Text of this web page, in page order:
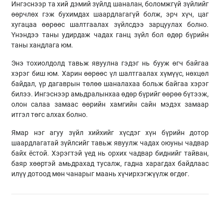
Ингэснээр та хий дэмий зүйлд шаналан, боломжгүй зүйлийг
өөрчлөх гэж бухимдах шаардлагагүй болж, эрч хүч, цаг
хугацаа өөрөөс шалтгаалах зүйлсдээ зарцуулах болно.
Үнэндээ таны удирдаж чадах ганц зүйл бол өдөр бүрийн
таны хандлага юм.
Энэ тохиолдолд тавьж явуулна гэдэг нь бууж өгч байгаа
хэрэг биш юм. Харин өөрөөс үл шалтгаалах хүмүүс, нөхцөл
байдал, үр дагаврын төлөө шаналахаа больж байгаа хэрэг
билээ. Ингэснээр амьдралынхаа өдөр бүрийг өөрөө бүтээж,
олон салаа замаас өөрийн хамгийн сайн мэдэх замаар
итгэл төгс алхах болно.
Ямар нэг агуу зүйл хийхийг хүсдэг хүн бүрийн дотор
шаардлагатай зүйлсийг тавьж явуулж чадах оюуны чадвар
байх ёстой. Хэрэгтэй үед нь орхих чадвар биднийг тайван,
баяр хөөртэй амьдрахад тусалж, гадна харагдах байдлаас
илүү дотоод мөн чанарыг маань хүчирхэгжүүлж өгдөг.